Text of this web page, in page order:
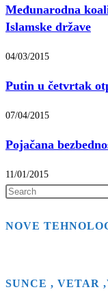
Međunarodna
Islamske države
04/03/2015
Putin u četvrtak
07/04/2015
Pojačana
11/01/2015
NOVE
SUNCE , VETAR